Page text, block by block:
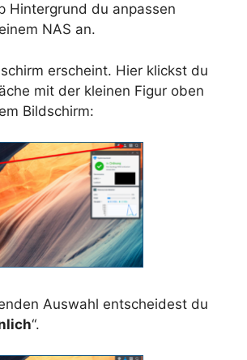
Hintergrund du anpassen
NAS an.
erscheint. Hier klickst du
mit der kleinen Figur oben
Bildschirm:
Auswahl entscheidest du
“.